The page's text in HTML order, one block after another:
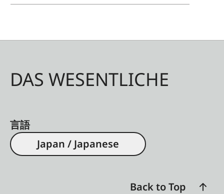
DAS WESENTLICHE
言語
Japan / Japanese
Back to Top